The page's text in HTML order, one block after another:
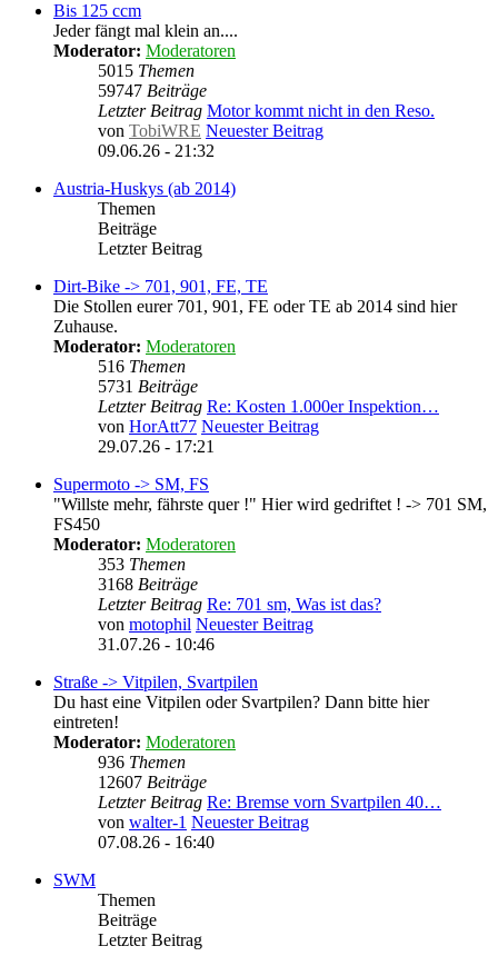
Bis 125 ccm
Jeder fängt mal klein an....
Moderator: Moderatoren
5015 Themen
59747 Beiträge
Letzter Beitrag Motor kommt nicht in den Reso.
von TobiWRE Neuester Beitrag
09.06.26 - 21:32
Austria-Huskys (ab 2014)
Themen
Beiträge
Letzter Beitrag
Dirt-Bike -> 701, 901, FE, TE
Die Stollen eurer 701, 901, FE oder TE ab 2014 sind hier
Zuhause.
Moderator: Moderatoren
516 Themen
5731 Beiträge
Letzter Beitrag Re: Kosten 1.000er Inspektion…
von HorAtt77 Neuester Beitrag
29.07.26 - 17:21
Supermoto -> SM, FS
"Willste mehr, fährste quer !" Hier wird gedriftet ! -> 701 SM,
FS450
Moderator: Moderatoren
353 Themen
3168 Beiträge
Letzter Beitrag Re: 701 sm, Was ist das?
von motophil Neuester Beitrag
31.07.26 - 10:46
Straße -> Vitpilen, Svartpilen
Du hast eine Vitpilen oder Svartpilen? Dann bitte hier
eintreten!
Moderator: Moderatoren
936 Themen
12607 Beiträge
Letzter Beitrag Re: Bremse vorn Svartpilen 40…
von walter-1 Neuester Beitrag
07.08.26 - 16:40
SWM
Themen
Beiträge
Letzter Beitrag